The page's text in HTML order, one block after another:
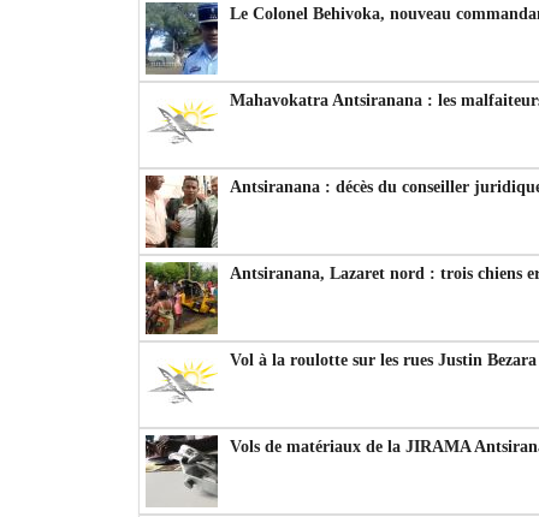
Le Colonel Behivoka, nouveau
Mahavokatra Antsiranana : les
Antsiranana : décès du conseiller
Antsiranana, Lazaret nord : trois chiens
Vol à la roulotte sur les rues Justin
Vols de matériaux de la JIRAMA